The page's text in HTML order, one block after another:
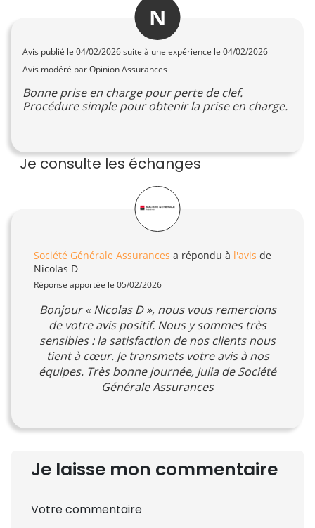
N
Avis publié le 04/02/2026suite à une expérience le 04/02/2026
Avis modéré par Opinion Assurances
Bonne prise en charge pour perte de clef.
Procédure simple pour obtenir la prise en charge.
Je consulte les échanges
Société Générale Assurances a répondu à l'avis de
Nicolas D
Réponse apportée le 05/02/2026
Bonjour « Nicolas D », nous vous remercions
de votre avis positif. Nous y sommes très
sensibles : la satisfaction de nos clients nous
tient à cœur. Je transmets votre avis à nos
équipes. Très bonne journée, Julia de Société
Générale Assurances
Je laisse mon commentaire
Votre commentaire